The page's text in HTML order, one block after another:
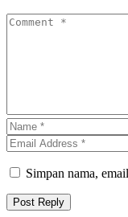
Simpan nama,